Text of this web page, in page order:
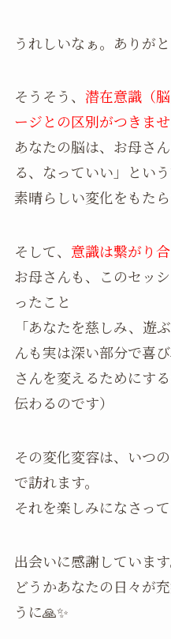
うれしいなぁ。ありが
そうそう、 潜在意識（
ージとの区別がつきませ
あなたの脳は、お母さ
る、なっていい」という
素晴らしい変化をもた
そして、 意識は繋がり
お母さんも、このセッ
ったこと
「あなたを慈しみ、遊
んも実は深い部分で喜
さんを変えるためにす
伝わるのです）
その変化変容は、いつ
で訪れます。
それを楽しみになさっ
出会いに感謝しています
どうかあなたの日々が
うに🙏✨